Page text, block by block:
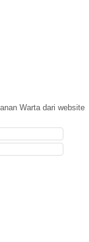
Warta dari website